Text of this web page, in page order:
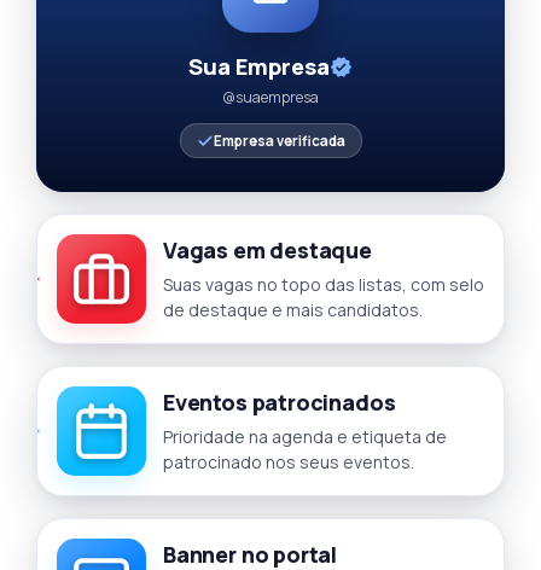
Sua Empresa
@suaempresa
Empresa verificada
Vagas em destaque
Suas vagas no topo das listas, com selo
de destaque e mais candidatos.
Eventos patrocinados
Prioridade na agenda e etiqueta de
patrocinado nos seus eventos.
Banner no portal